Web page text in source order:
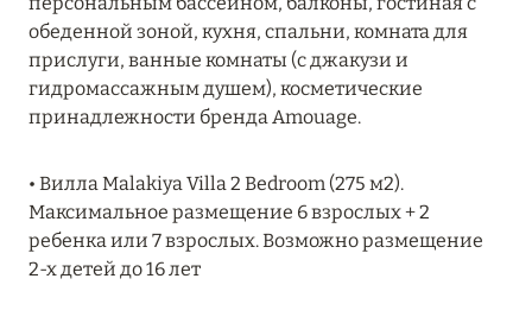
Подробнее
04 апреля 2025
НАПИТКОВ ДЛЯ HB И FB
Подробнее
обеденной зоной, кухня, спальни, комната для
прислуги, ванные комнаты (с джакузи и
гидромассажным душем), косметические
принадлежности бренда Amouage.
• Вилла Malakiya Villa 2 Bedroom (275 м2).
Максимальное размещение 6 взрослых + 2
ребенка или 7 взрослых. Возможно размещение
2-х детей до 16 лет